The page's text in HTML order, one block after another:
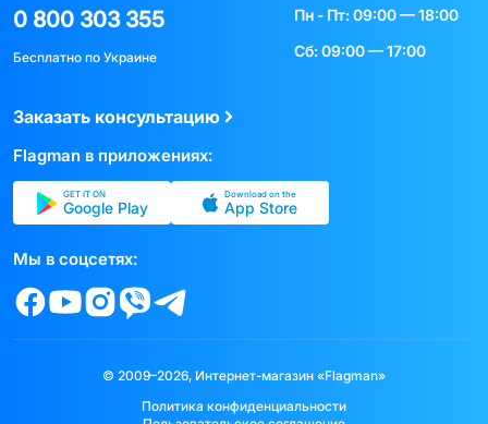
0 800 303 355
Бесплатно по Украине
Пн - Пт: 09:00 — 18:00
Сб: 09:00 — 17:00
Заказать консультацию
Flagman в приложениях:
GET IT ON
Google Play
Download on the
App Store
Мы в соцсетях:
© 2009–2026, Интернет-магазин «Flagman»
Политика конфиденциальности